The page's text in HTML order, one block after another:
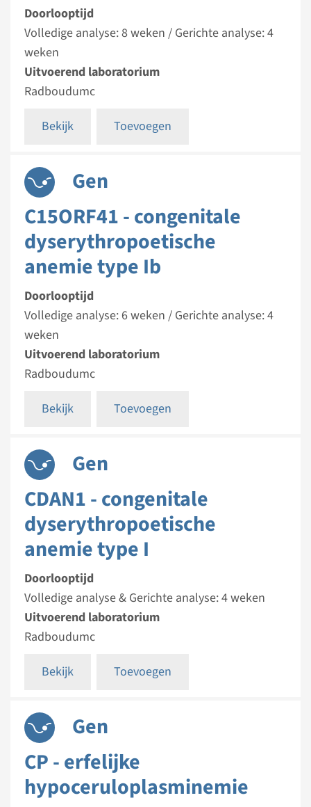
Doorlooptijd
Volledige analyse: 8 weken / Gerichte analyse: 4
weken
Uitvoerend laboratorium
Radboudumc
Bekijk
Toevoegen
Gen
C15ORF41 - congenitale
dyserythropoetische
anemie type Ib
Doorlooptijd
Volledige analyse: 6 weken / Gerichte analyse: 4
weken
Uitvoerend laboratorium
Radboudumc
Bekijk
Toevoegen
Gen
CDAN1 - congenitale
dyserythropoetische
anemie type I
Doorlooptijd
Volledige analyse & Gerichte analyse: 4 weken
Uitvoerend laboratorium
Radboudumc
Bekijk
Toevoegen
Gen
CP - erfelijke
hypoceruloplasminemie